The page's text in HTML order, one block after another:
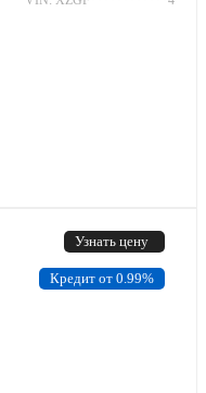
Узнать цену
Кредит от 0.99%